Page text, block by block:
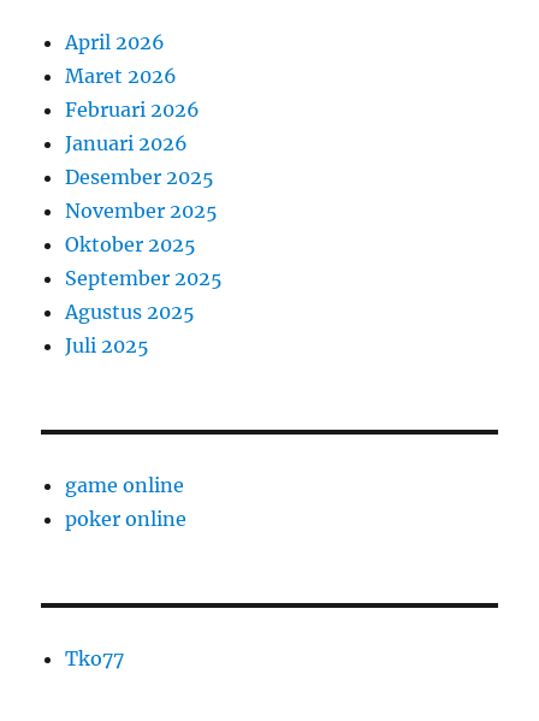
April 2026
Maret 2026
Februari 2026
Januari 2026
Desember 2025
November 2025
Oktober 2025
September 2025
Agustus 2025
Juli 2025
game online
poker online
Tko77